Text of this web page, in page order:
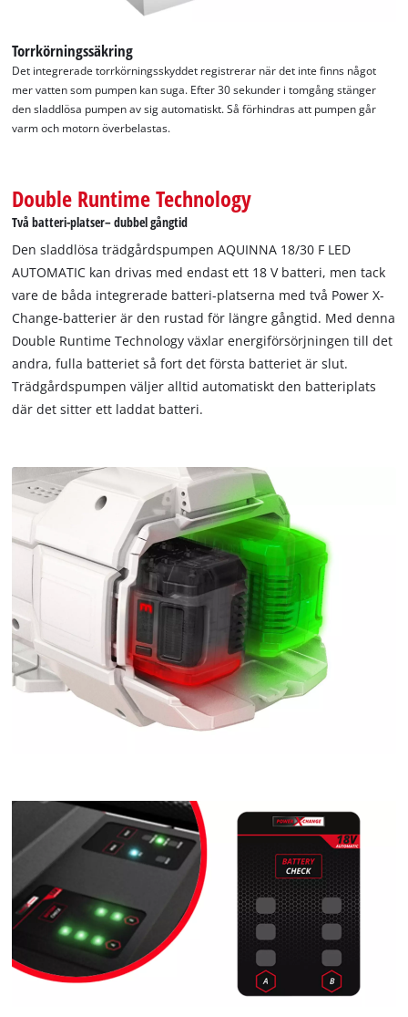
This content is not permitted to load due
visitor. The website owner needs to setup
the site with their CMP to add this content
to the list of technologies used.
Powered by
Usercentrics Consent
Torrkörningssäkring
Det integrerade torrkörningsskyddet registrerar när det inte finns något
mer vatten som pumpen kan suga. Efter 30 sekunder i tomgång stänger
den sladdlösa pumpen av sig automatiskt. Så förhindras att pumpen går
varm och motorn överbelastas.
Double Runtime Technology
Två batteri-platser– dubbel gångtid
Den sladdlösa trädgårdspumpen AQUINNA 18/30 F LED
AUTOMATIC kan drivas med endast ett 18 V batteri, men tack
vare de båda integrerade batteri-platserna med två Power X-
Change-batterier är den rustad för längre gångtid. Med denna
Double Runtime Technology växlar energiförsörjningen till det
andra, fulla batteriet så fort det första batteriet är slut.
Trädgårdspumpen väljer alltid automatiskt den batteriplats
där det sitter ett laddat batteri.